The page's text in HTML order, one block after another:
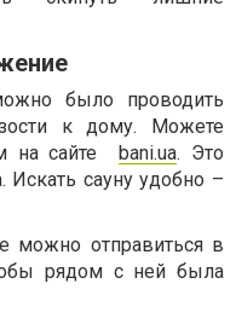
было проводить
к дому. Можете
на сайтеbani.ua. Это
Искать сауну удобно –
можно отправиться в
рядом с ней была